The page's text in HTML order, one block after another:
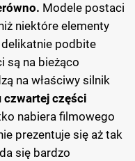
Modele postaci
niektóre elementy
podbite
są na bieżąco
na właściwy silnik
czwartej części
nabiera filmowego
prezentuje się aż tak
się bardzo